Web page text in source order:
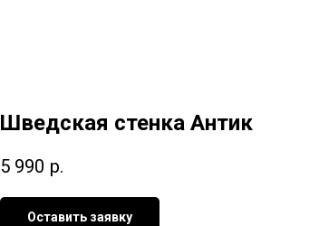
Шведская стенка Антик
5 990 р.
Оставить заявку